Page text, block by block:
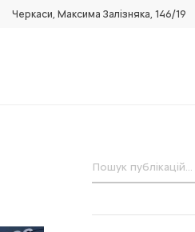
Черкаси, Максима Залізняка, 146/19